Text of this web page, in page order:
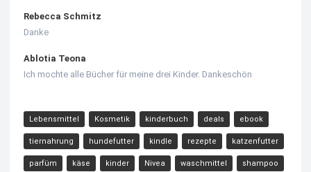
Rebecca Schmitz
Danke
Ablotia Teona
Ich mochte alle Bücher für meine drei Kinder. Dankeschön
Lebensmittel Kosmetik kinderbuch deals ebook
tiernahrung hundefutter kindle rezepte katzenfutter
parfüm käse kinder Nivea waschmittel shampoo